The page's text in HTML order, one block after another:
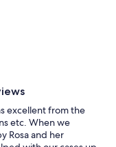
excellent from the
etc. When we
Rosa and her